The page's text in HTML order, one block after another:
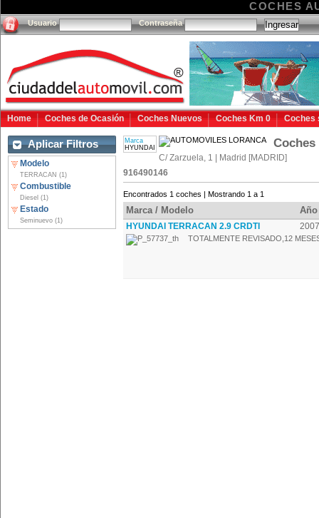
COCHES
Usuario Contraseña
Home Coches de Ocasión Coches Nuevos Coches Km 0 Coches
Aplicar Filtros
Modelo
TERRACAN (1)
Combustible
Diesel (1)
Estado
Seminuevo (1)
Marca
HYUNDAI
Coches
C/ Zarzuela, 1 | Madrid [MADRID]
916490146
Encontrados 1 coches | Mostrando 1 a 1
Marca / Modelo Año
HYUNDAI TERRACAN 2.9 CRDTI 2007
TOTALMENTE REVISADO,12